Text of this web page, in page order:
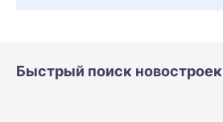
Быстрый поиск новостроек